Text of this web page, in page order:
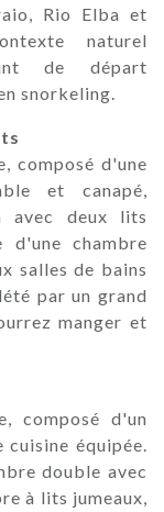
Rio Elba et
naturel
de départ
snorkeling.
composé d'une
et canapé,
avec deux lits
d'une chambre
salles de bains
par un grand
manger et
composé d'un
équipée.
double avec
à lits jumeaux,